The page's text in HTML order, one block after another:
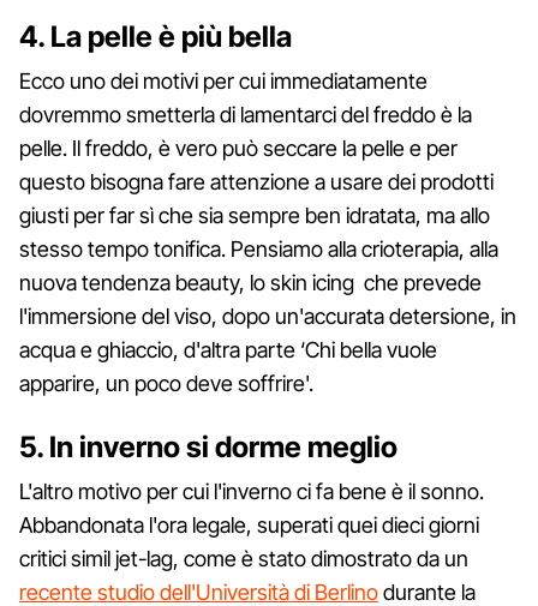
4. La pelle è più bella
Ecco uno dei motivi per cui immediatamente
dovremmo smetterla di lamentarci del freddo è la
pelle. Il freddo, è vero può seccare la pelle e per
questo bisogna fare attenzione a usare dei prodotti
giusti per far sì che sia sempre ben idratata, ma allo
stesso tempo tonifica. Pensiamo alla crioterapia, alla
nuova tendenza beauty, lo skin icing che prevede
l'immersione del viso, dopo un'accurata detersione, in
acqua e ghiaccio, d'altra parte ‘Chi bella vuole
apparire, un poco deve soffrire'.
5. In inverno si dorme meglio
L'altro motivo per cui l'inverno ci fa bene è il sonno.
Abbandonata l'ora legale, superati quei dieci giorni
critici simil jet-lag, come è stato dimostrato da un
recente studio dell'Università di Berlinodurante la